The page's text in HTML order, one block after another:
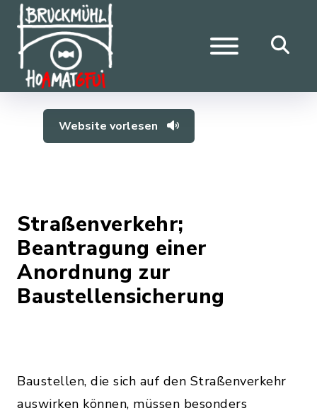
Website vorlesen
Straßenverkehr;
Beantragung einer
Anordnung zur
Baustellensicherung
Baustellen, die sich auf den Straßenverkehr
auswirken können, müssen besonders